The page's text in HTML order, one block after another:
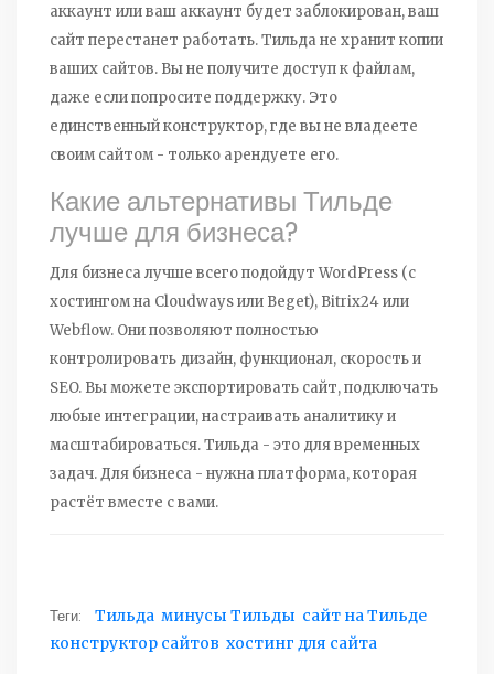
аккаунт или ваш аккаунт будет заблокирован, ваш
сайт перестанет работать. Тильда не хранит копии
ваших сайтов. Вы не получите доступ к файлам,
даже если попросите поддержку. Это
единственный конструктор, где вы не владеете
своим сайтом - только арендуете его.
Какие альтернативы Тильде
лучше для бизнеса?
Для бизнеса лучше всего подойдут WordPress (с
хостингом на Cloudways или Beget), Bitrix24 или
Webflow. Они позволяют полностью
контролировать дизайн, функционал, скорость и
SEO. Вы можете экспортировать сайт, подключать
любые интеграции, настраивать аналитику и
масштабироваться. Тильда - это для временных
задач. Для бизнеса - нужна платформа, которая
растёт вместе с вами.
Теги: Тильда минусы Тильды сайт на Тильде
конструктор сайтов хостинг для сайта